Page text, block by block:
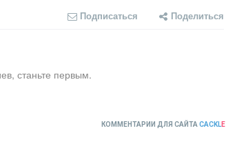
Подписаться Поделиться
станьте первым.
КОММЕНТАРИИ ДЛЯ САЙТА CACKLE